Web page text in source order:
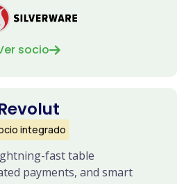
socio
integrado
fast table
payments, and smart